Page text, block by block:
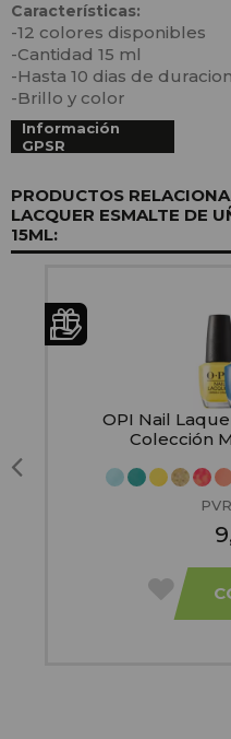
Características:
-12 colores disponibles
-Cantidad 15 ml
-Hasta 10 dias de duracion
-Brillo y color
Información
GPSR
PRODUCTOS
LACQUER ESMALTE DE
15ML:
OPI Nail
Colección